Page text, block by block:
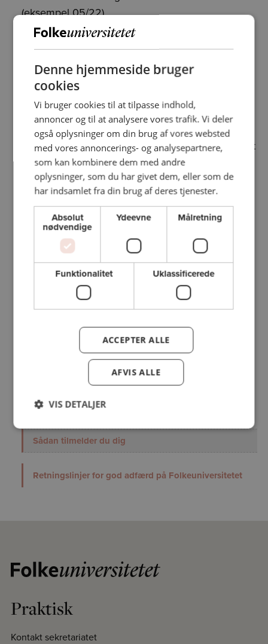
(eksempel 05/22).
Kontrolcifrene finder du bag på kortet i dit
underskriftsfelt.
Tast dine oplysninger og klik på UDFØR
BETALING.
Derefter skal betalingen godkendes enten via
SMS-kode eller NemId. Har du ikke registreret dit
mobilnummer på dit betalingskort kan du gøre det
her: www.nets.eu
Du kommer til sidst til en side, hvor du kan
downloade og printe din billet.
Den bliver også sendt til din mail, så du altid har
den til senere brug.
Billetten skal medbringes på print, mobil eller
tablet til alle undervisningsgange.
Salgs- og leveringsbetingelser
Sådan tilmelder du dig
Retningslinjer for god adfærd på Folkeuniversitetet
Praktisk
Kontakt sekretariatet
Denne hjemmeside bruger
cookies
Vi bruger cookies til at tilpasse indhold,
annoncer og til at analysere vores trafik. Vi deler
også oplysninger om din brug af vores websted
med vores annoncerings- og analysepartnere,
som kan kombinere dem med andre
oplysninger, som du har givet dem, eller som de
har indsamlet fra din brug af deres tjenester.
Absolut
nødvendige
Ydeevne Målretning
Funktionalitet Uklassificerede
ACCEPTER ALLE
AFVIS ALLE
VIS DETALJER